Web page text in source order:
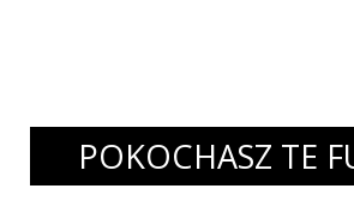
POKOCHASZ TE